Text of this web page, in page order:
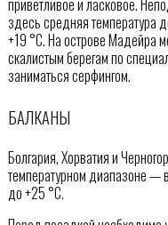
приветливое и ласковое.
здесь средняя температура
+19 °C. На острове Мадейра
скалистым берегам по
заниматься серфингом.
БАЛКАНЫ
Болгария, Хорватия и
температурном диапазоне —
до +25 °C.